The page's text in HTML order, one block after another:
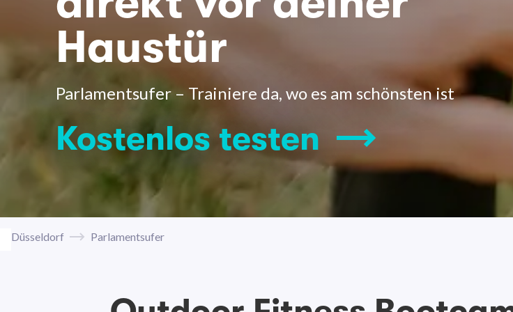
Haustür
Parlamentsufer – Trainiere da, wo es am schönsten ist
Kostenlos testen
Düsseldorf Parlamentsufer